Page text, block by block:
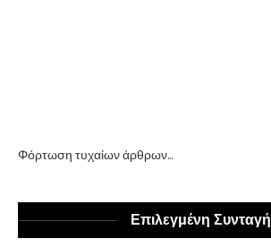
Φόρτωση τυχαίων άρθρων...
Επιλεγμένη Συνταγή